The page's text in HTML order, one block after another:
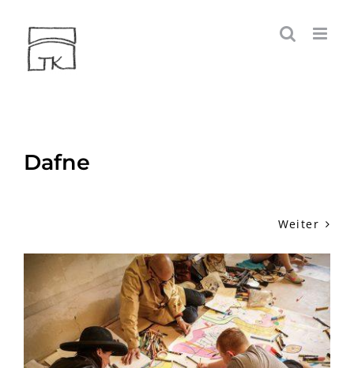
Inhalt
springen
Dafne
Weiter